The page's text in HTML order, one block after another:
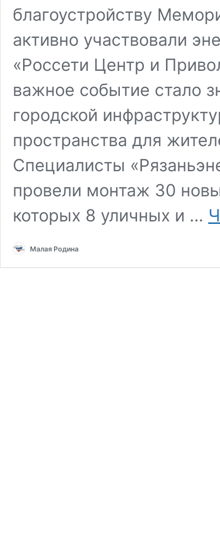
благоустройству
активно участвовали
«Россети Центр и
важное событие стало
городской
пространства для
Специалисты
провели монтаж 30
которых 8 уличных и …
Малая Родина